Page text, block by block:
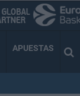
APUESTAS